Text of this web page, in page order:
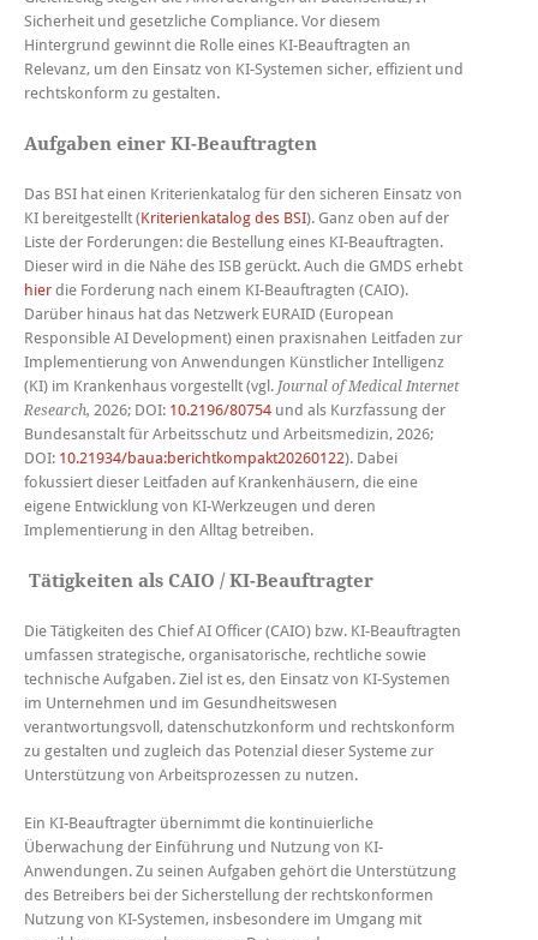
Sicherheit und gesetzliche Compliance. Vor diesem
Hintergrund gewinnt die Rolle eines KI-Beauftragten an
Relevanz, um den Einsatz von KI-Systemen sicher, effizient und
rechtskonform zu gestalten.
Aufgaben einer KI-Beauftragten
Das BSI hat einen Kriterienkatalog für den sicheren Einsatz von
KI bereitgestellt (Kriterienkatalog des BSI). Ganz oben auf der
Liste der Forderungen: die Bestellung eines KI-Beauftragten.
Dieser wird in die Nähe des ISB gerückt. Auch die GMDS erhebt
hier die Forderung nach einem KI-Beauftragten (CAIO).
Darüber hinaus hat das Netzwerk EURAID (European
Responsible AI Development) einen praxisnahen Leitfaden zur
Implementierung von Anwendungen Künstlicher Intelligenz
(KI) im Krankenhaus vorgestellt (vgl. Journal of Medical Internet
Research, 2026; DOI: 10.2196/80754 und als Kurzfassung der
Bundesanstalt für Arbeitsschutz und Arbeitsmedizin, 2026;
DOI: 10.21934/baua:berichtkompakt20260122). Dabei
fokussiert dieser Leitfaden auf Krankenhäusern, die eine
eigene Entwicklung von KI-Werkzeugen und deren
Implementierung in den Alltag betreiben.
Tätigkeiten als CAIO / KI-Beauftragter
Die Tätigkeiten des Chief AI Officer (CAIO) bzw. KI-Beauftragten
umfassen strategische, organisatorische, rechtliche sowie
technische Aufgaben. Ziel ist es, den Einsatz von KI-Systemen
im Unternehmen und im Gesundheitswesen
verantwortungsvoll, datenschutzkonform und rechtskonform
zu gestalten und zugleich das Potenzial dieser Systeme zur
Unterstützung von Arbeitsprozessen zu nutzen.
Ein KI-Beauftragter übernimmt die kontinuierliche
Überwachung der Einführung und Nutzung von KI-
Anwendungen. Zu seinen Aufgaben gehört die Unterstützung
des Betreibers bei der Sicherstellung der rechtskonformen
Nutzung von KI-Systemen, insbesondere im Umgang mit